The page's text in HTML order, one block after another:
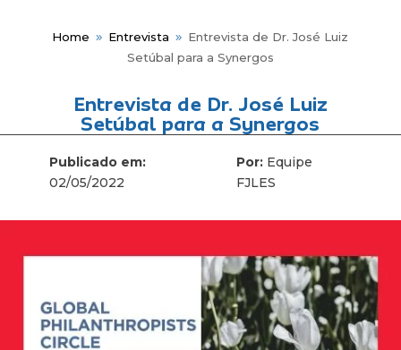
Home 9 Entrevista 9
Entrevista de Dr. José Luiz
Setúbal para a Synergos
Entrevista de Dr. José Luiz
Setúbal para a Synergos
Publicado em:
02/05/2022
Por: Equipe
FJLES